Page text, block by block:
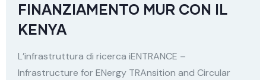
FINANZIAMENTO MUR CON IL
KENYA
L’infrastruttura di ricerca iENTRANCE –
Infrastructure for ENergy TRAnsition and Circular